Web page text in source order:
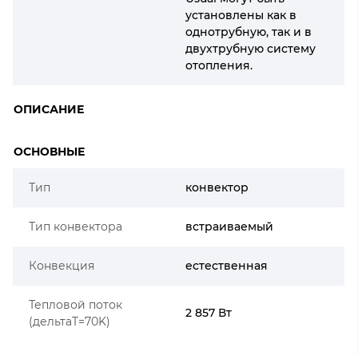
установлены как в
однотрубную, так и в
двухтрубную систему
отопления.
ОПИСАНИЕ
ОСНОВНЫЕ
Тип конвектор
Тип конвектора встраиваемый
Конвекция естественная
Тепловой поток
(дельтаT=70K)
2 857 Вт